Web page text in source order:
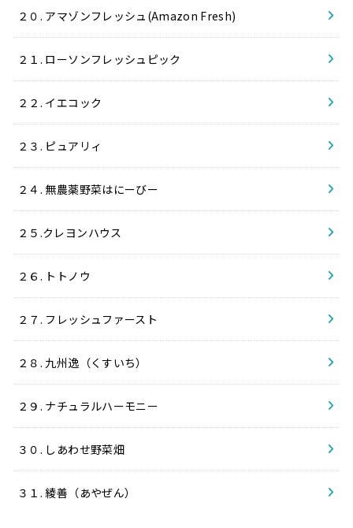
２０. アマゾンフレッシュ(Amazon Fresh)
２１. ローソンフレッシュピック
２２. イエコック
２３. ピュアリィ
２４. 無農薬野菜はにーびー
２５.クレヨンハウス
２６. トトノウ
２７. フレッシュファースト
２８. 九州逸（くすいち）
２９. ナチュラルハーモニー
３０. しあわせ野菜畑
３１. 綾善（あやぜん）